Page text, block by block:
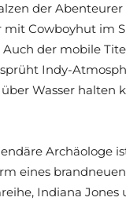
der
Cowboyhut im
der mobile
Indy-
Wasser halten
Archäologe
eines
Indiana Jones